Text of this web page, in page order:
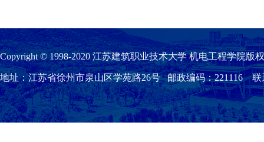
Copyright © 1998-2020 江苏建筑职业技术大学 机电工程学院版
地址：江苏省徐州市泉山区学苑路26号 邮政编码：221116 联